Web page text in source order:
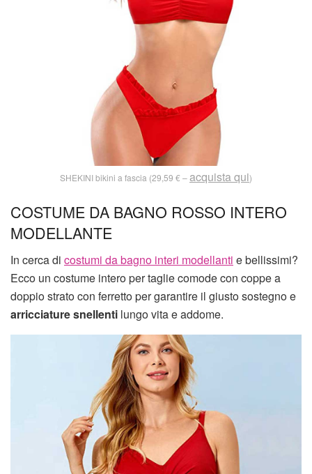
SHEKINI bikini a fascia (29,59 € –acquista qui)
COSTUME DA BAGNO ROSSO INTERO
MODELLANTE
In cerca di costumi da bagno interi modellanti e bellissimi?
Ecco un costume intero per taglie comode con coppe a
doppio strato con ferretto per garantire il giusto sostegno e
arricciature snellenti lungo vita e addome.